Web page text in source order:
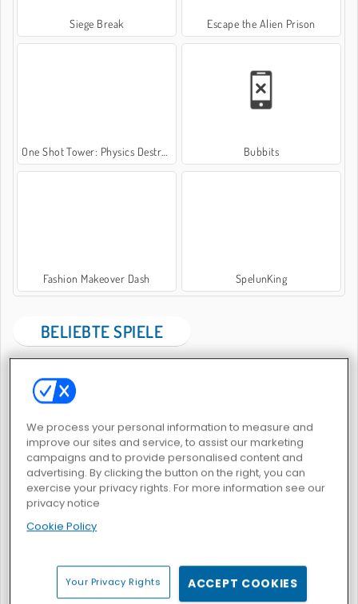
Siege Break Escape the Alien Prison
One Shot Tower: Physics Destroyer Bubbits
Fashion Makeover Dash SpelunKing
BELIEBTE SPIELE
Boeing-Flugsimulator Merge Lagoon
We process your personal information to measure and
improve our sites and service, to assist our marketing
campaigns and to provide personalised content and
advertising. By clicking the button on the right, you can
exercise your privacy rights. For more information see our
privacy notice
Cookie Policy
Your Privacy Rights ACCEPT COOKIES